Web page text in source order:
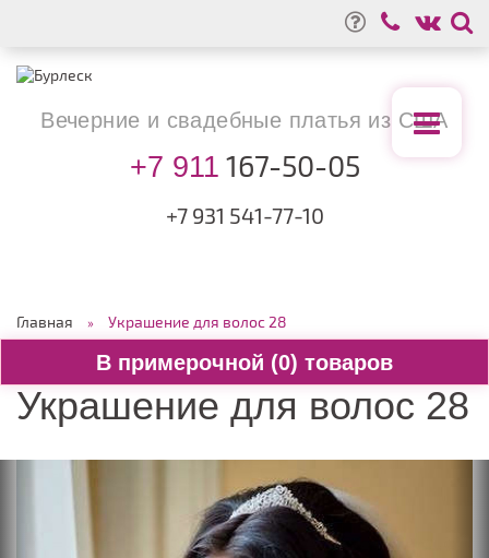
0
Вечерние и свадебные платья из США
+7 911 167-50-05
+7 931 541-77-10
Главная Украшение для волос 28
Украшение для волос 28